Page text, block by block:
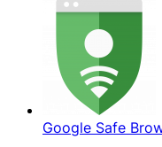
Google Safe